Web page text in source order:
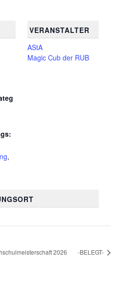
,
VERANSTALTER
AStA
Magic Cub der RUB
2026 -BELEGT-